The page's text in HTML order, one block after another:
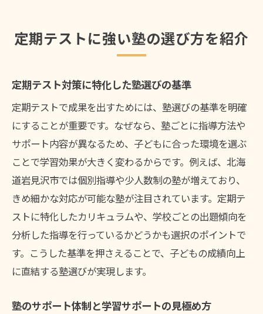
定期テストに強い塾の選び方を紹介
定期テスト対策に特化した塾選びの基準
定期テストで成果を出すためには、塾選びの基準を明確
にすることが重要です。なぜなら、塾ごとに指導方法や
サポート内容が異なるため、子どもに合った環境を選ぶ
ことで学習効果が大きく変わるからです。例えば、北海
道岩見沢市では個別指導や少人数制の塾が増えており、
きめ細かな対応が可能な塾が注目されています。定期テ
ストに特化したカリキュラムや、学校ごとの出題傾向を
分析した指導を行っているかどうかも選択のポイントで
す。こうした基準を押さえることで、子どもの成績向上
に直結する塾選びが実現します。
塾のサポート体制と学習サポートの見極め方